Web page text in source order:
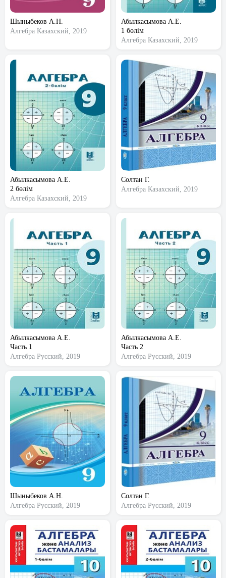
Шыныбеков А.Н.
Алгебра Казахский, 2019
Абылкасымова А.Е.
1 бөлім
Алгебра Казахский, 2019
Абылкасымова А.Е.
2 бөлім
Алгебра Казахский, 2019
Солтан Г.
Алгебра Казахский, 2019
Абылкасымова А.Е.
Часть 1
Алгебра Русский, 2019
Абылкасымова А.Е.
Часть 2
Алгебра Русский, 2019
Шыныбеков А.Н.
Алгебра Русский, 2019
Солтан Г.
Алгебра Русский, 2019